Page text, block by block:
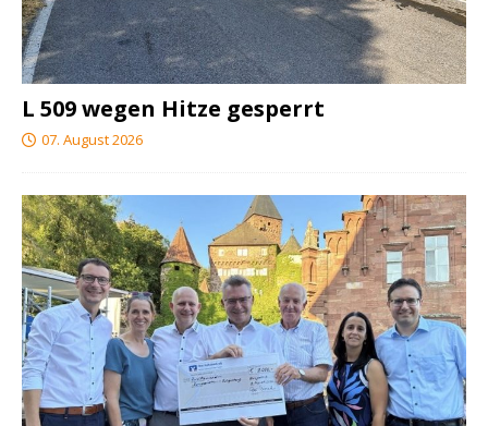
L 509 wegen Hitze gesperrt
07. August 2026